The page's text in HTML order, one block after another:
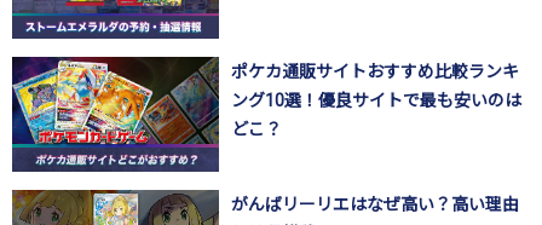
ポケカ通販サイトおすすめ比較ランキ
ング10選！優良サイトで最も安いのは
どこ？
がんばリーリエはなぜ高い？高い理由